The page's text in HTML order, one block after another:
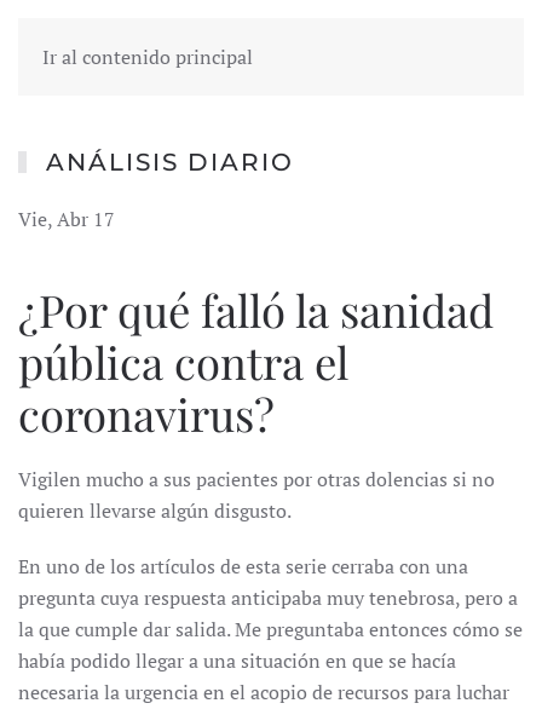
Ir al contenido principal
ANÁLISIS DIARIO
Vie, Abr 17
¿Por qué falló la sanidad
pública contra el
coronavirus?
Vigilen mucho a sus pacientes por otras dolencias si no
quieren llevarse algún disgusto.
En uno de los artículos de esta serie cerraba con una
pregunta cuya respuesta anticipaba muy tenebrosa, pero a
la que cumple dar salida. Me preguntaba entonces cómo se
había podido llegar a una situación en que se hacía
necesaria la urgencia en el acopio de recursos para luchar